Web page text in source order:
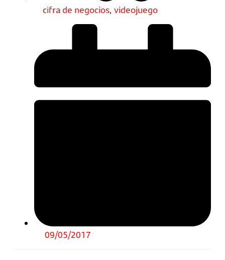
cifra de negocios, videojuego
09/05/2017